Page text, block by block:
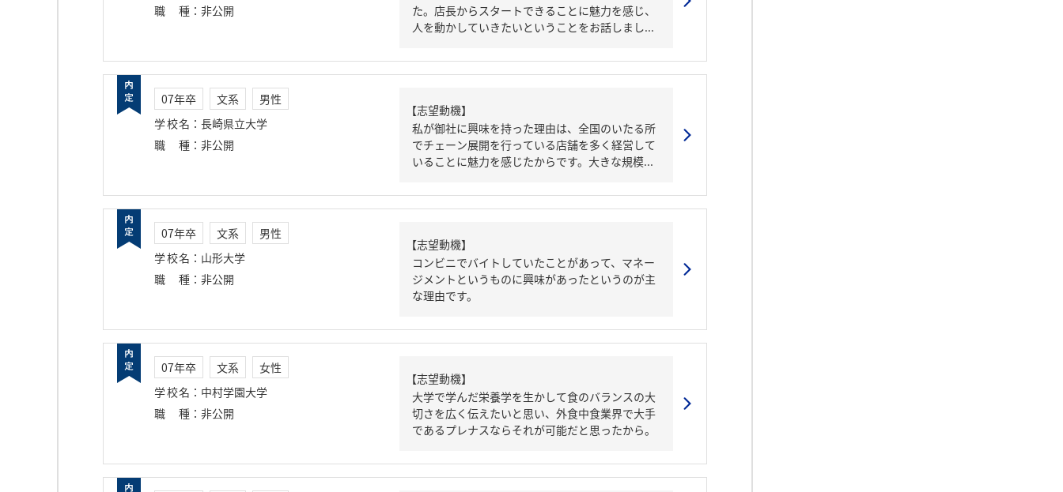
職種 ： 非公開
た。店長からスタートできることに魅力を感じ、
人を動かしていきたいということをお話しまし...
07年卒 文系
男性
学校名 ： 長崎県立大学
職種 ： 非公開
【志望動機】
私が御社に興味を持った理由は、全国のいたる所
でチェーン展開を行っている店舗を多く経営して
いることに魅力を感じたからです。大きな規模...
07年卒 文系
男性
学校名 ： 山形大学
職種 ： 非公開
【志望動機】
コンビニでバイトしていたことがあって、マネー
ジメントというものに興味があったというのが主
な理由です。
07年卒 文系
女性
学校名 ： 中村学園大学
職種 ： 非公開
【志望動機】
大学で学んだ栄養学を生かして食のバランスの大
切さを広く伝えたいと思い、外食中食業界で大手
であるプレナスならそれが可能だと思ったから。